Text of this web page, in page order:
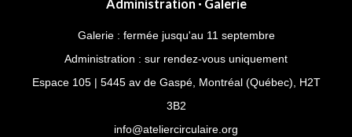
Administration · Galerie
Galerie : fermée jusqu'au 11 septembre
Administration : sur rendez-vous uniquement
Espace 105 | 5445 av de Gaspé, Montréal (Québec), H2T
3B2
info@ateliercirculaire.org